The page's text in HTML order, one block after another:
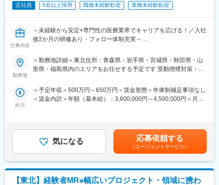
す。また知識・スキルレベルを上げるために様々な研修をご用意
変更の範囲：会社の定める業務
っかり考慮いたします。これは小規模ならではの社内バッティン
CSO業界で10年以上のキャリアを持つベテラン社員が、あなたの
生涯のわたる「キャリア形成」を丁寧にサポートします。その繋
PJTも紹介可能、また過去には、10年ほどブランクのある50代の
方のご支援の実績もあるなど選考の合格率も高いです。
としてパフォーマンスが高い場合は50代の方でも正社員への転換
もあります。契約の更新についても著しく業務態度が悪い／業績
先を探します。また、過去営業成績の優秀な方ではメーカー登用
の実績もあります。
正社員 5名以上採用 職種未経験歓迎 業種未経験歓迎
仕事内容
～未経験から安定×専門性の医療業界でキャリアを広げる！／入社
後2か月の研修あり・フォロー体制充実～
大手企業で安定就業】
てキャリアをスタートできるポジションです。
当社は製薬・医療機器メーカーの営業業務を担う
2カ月の集中研修で業界の基礎から学べるため、医療業界が初めて
の方でも安心して挑戦できます。
営業職ならではの「提案スキル」だけでなく、専門知識を持って
医師などに提案するため、市場では需要が高まり、希少性も増し
ています。
勤務地
＜勤務地詳細＞東北住所：青森県・岩手県・宮城県・秋田県・山
形県・福島県内のエリアをお任せする予定です 受動喫煙対策：屋
給与
＜予定年収＞500万円～650万円＜賃金形態＞年俸制補足事項なし
＜賃金内訳＞年額（基本給）：3,600,000円～4,500,000円＜月額
動・四半期一時金：10万円（四半期に1回、10万円程度支給）※た
だし支給条件有。他、永続勤務報奨金（3年勤務5万円支給、5年
勤務10万円…）ございます。賃金はあくまでも目安の金額であ
り、選考を通じて上下する可能性があります。月給(月額)は固定手
当を含めた表記です。
気になる 応募依頼する
（エージェントサービス）
【東北】経験者MR※幅広いプロジェクト・領域に携わ